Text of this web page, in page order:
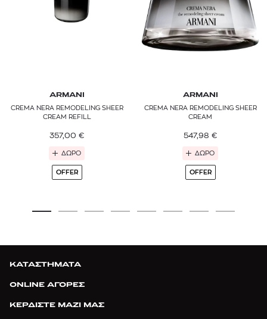
ARMANI
CREMA NERA REMODELING SHEER
CREAM REFILL
357,00 €
ΔΩΡΟ
OFFER
ARMANI
CREMA NERA REMODELING SHEER
CREAM
547,98 €
ΔΩΡΟ
OFFER
ΚΑΤΑΣΤΗΜΑΤΑ
ONLINE ΑΓΟΡΕΣ
ΚΕΡΔΙΣΤΕ ΜΑΖΙ ΜΑΣ